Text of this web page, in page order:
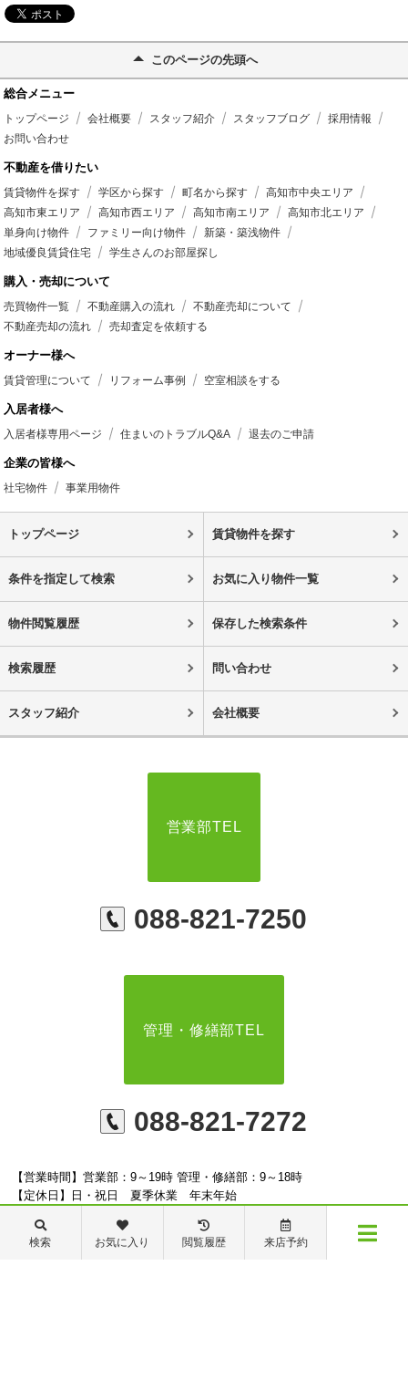
このページの先頭へ
総合メニュー
トップページ 会社概要 スタッフ紹介 スタッフブログ
採用情報
お問い合わせ
不動産を借りたい
賃貸物件を探す 学区から探す 町名から探す
高知市中央エリア
高知市東エリア
高知市西エリア 高知市南エリア
高知市北エリア
単身向け物件
ファミリー向け物件
新築・築浅物件
地域優良賃貸住宅
学生さんのお部屋探し
購入・売却について
売買物件一覧 不動産購入の流れ
不動産売却について
不動産売却の流れ
売却査定を依頼する
オーナー様へ
賃貸管理について リフォーム事例 空室相談をする
入居者様へ
入居者様専用ページ 住まいのトラブルQ&A 退去のご申請
企業の皆様へ
社宅物件 事業用物件
トップページ 賃貸物件を探す
条件を指定して検索 お気に入り物件一覧
物件閲覧履歴 保存した検索条件
検索履歴 問い合わせ
スタッフ紹介 会社概要
営業部TEL
088-821-7250
管理・修繕部TEL
088-821-7272
【営業時間】営業部：9～19時 管理・修繕部：9～18時
【定休日】日・祝日 夏季休業 年末年始
検索 お気に入り 閲覧履歴 来店予約